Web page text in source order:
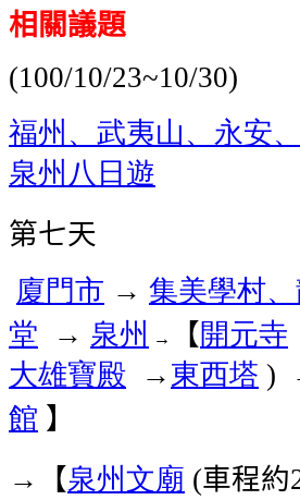
相關議題
(100/10/23~10/30)
福州、武夷山、永安
泉州八日遊
第七天
廈門市 → 集美學村
堂 → 泉州 → 【開元寺
大雄寶殿 →東西塔 )
館 】
→【泉州文廟 (車程約